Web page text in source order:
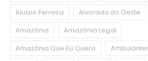
Aluízio Ferreira
Alvorada do Oeste
Amazônia
Amazônia Legal
Amazônia Que Eu Quero